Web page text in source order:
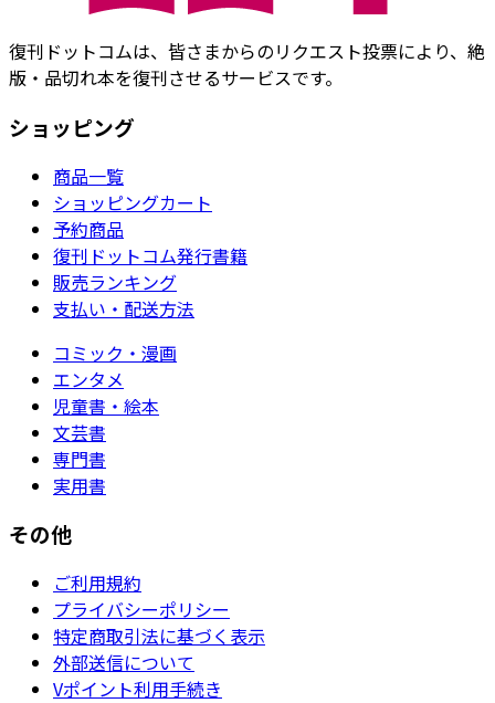
復刊ドットコムは、皆さまからのリクエスト投票により、絶
版・品切れ本を復刊させるサービスです。
ショッピング
商品一覧
ショッピングカート
予約商品
復刊ドットコム発行書籍
販売ランキング
支払い・配送方法
コミック・漫画
エンタメ
児童書・絵本
文芸書
専門書
実用書
その他
ご利用規約
プライバシーポリシー
特定商取引法に基づく表示
外部送信について
Vポイント利用手続き